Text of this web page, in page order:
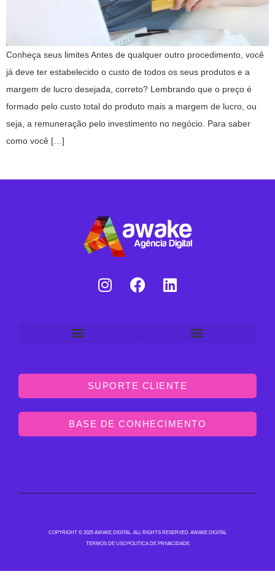
Conheça seus limites Antes de qualquer outro procedimento, você
já deve ter estabelecido o custo de todos os seus produtos e a
margem de lucro desejada, correto? Lembrando que o preço é
formado pelo custo total do produto mais a margem de lucro, ou
seja, a remuneração pelo investimento no negócio. Para saber
como você […]
SUPORTE CLIENTE
BASE DE CONHECIMENTO
COPYRIGHT © 2025 AWAKE DIGITAL. ALL RIGHTS RESERVED. AWAKE DIGITAL
TERMOS DE USOPOLITICA DE PRIVACIDADE